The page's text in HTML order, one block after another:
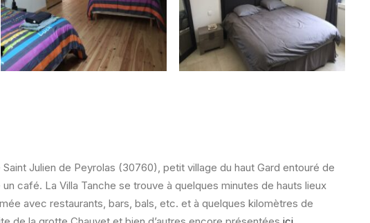
Julien de Peyrolas (30760), petit village du haut Gard entouré de
café. La Villa Tanche se trouve à quelques minutes de hauts lieux
avec restaurants, bars, bals, etc. et à quelques kilomètres de